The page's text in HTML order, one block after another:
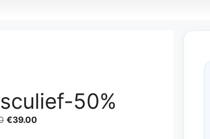
50%
Izvirna
€39.00Trenutna